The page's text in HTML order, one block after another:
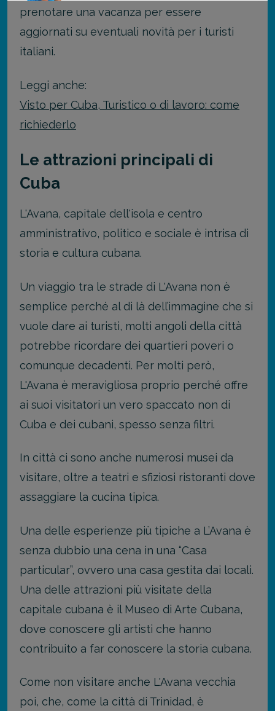
prenotare una vacanza per essere
aggiornati su eventuali novità per i turisti
italiani.
Leggi anche:
Visto per Cuba, Turistico o di lavoro: come
richiederlo
Le attrazioni principali di
Cuba
L'Avana, capitale dell'isola e centro
amministrativo, politico e sociale è intrisa di
storia e cultura cubana.
Un viaggio tra le strade di L'Avana non è
semplice perché al di là dell’immagine che si
vuole dare ai turisti, molti angoli della città
potrebbe ricordare dei quartieri poveri o
comunque decadenti. Per molti però,
L'Avana è meravigliosa proprio perché offre
ai suoi visitatori un vero spaccato non di
Cuba e dei cubani, spesso senza filtri.
In città ci sono anche numerosi musei da
visitare, oltre a teatri e sfiziosi ristoranti dove
assaggiare la cucina tipica.
Una delle esperienze più tipiche a L’Avana è
senza dubbio una cena in una “Casa
particular”, ovvero una casa gestita dai locali.
Una delle attrazioni più visitate della
capitale cubana è il Museo di Arte Cubana,
dove conoscere gli artisti che hanno
contribuito a far conoscere la storia cubana.
Come non visitare anche L'Avana vecchia
poi, che, come la città di Trinidad, è